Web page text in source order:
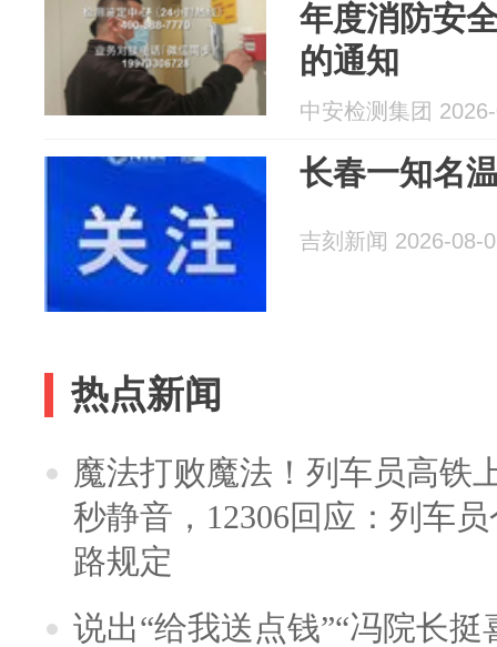
年度消防安
的通知
中安检测集团
长春一知名
吉刻新闻 2026-08-
热点新闻
魔法打败魔法！列车员高铁
秒静音，12306回应：列车
路规定
说出“给我送点钱”“冯院长